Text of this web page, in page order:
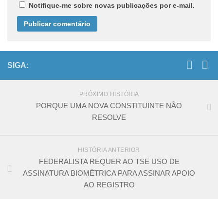
Notifique-me sobre novas publicações por e-mail.
SIGA:
PRÓXIMO HISTÓRIA
PORQUE UMA NOVA CONSTITUINTE NÃO
RESOLVE
HISTÓRIA ANTERIOR
FEDERALISTA REQUER AO TSE USO DE
ASSINATURA BIOMÉTRICA PARA ASSINAR APOIO
AO REGISTRO